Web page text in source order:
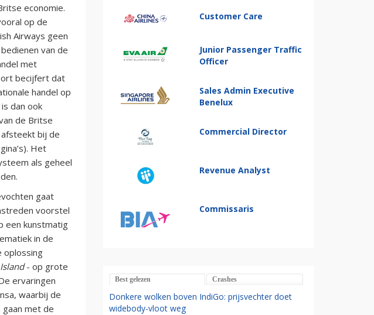
economie.
op de
Airways geen
van de
met
becijfert dat
handel op
is dan ook
de Britse
bij de
Het
als geheel
gaat
voorstel
een kunstmatig
in de
oplossing
- op grote
ervaringen
waarbij de
met de
Customer Care
Junior Passenger Traffic
Officer
Sales Admin Executive
Benelux
Commercial Director
Revenue Analyst
Commissaris
Best gelezen Crashes
Donkere wolken boven IndiGo: prijsvechter doet
widebody-vloot weg